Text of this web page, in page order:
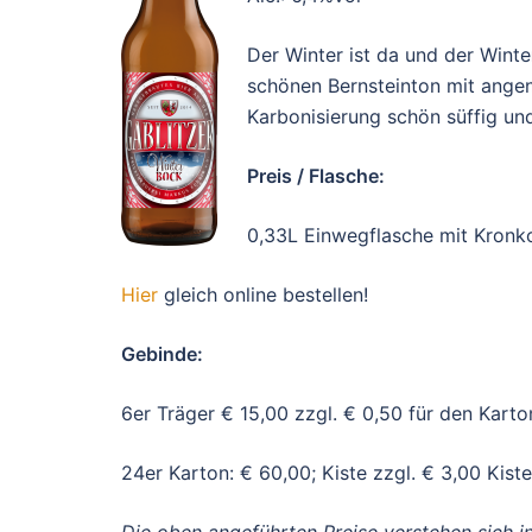
Der Winter ist da und der
schönen Bernsteinton mit
Karbonisierung schön süffig
Preis / Flasche:
0,33L Einwegflasche mit
Hier gleich online bestellen!
Gebinde:
6er Träger € 15,00 zzgl. € 0,50 für den
24er Karton: € 60,00; Kiste zzgl. € 3,00